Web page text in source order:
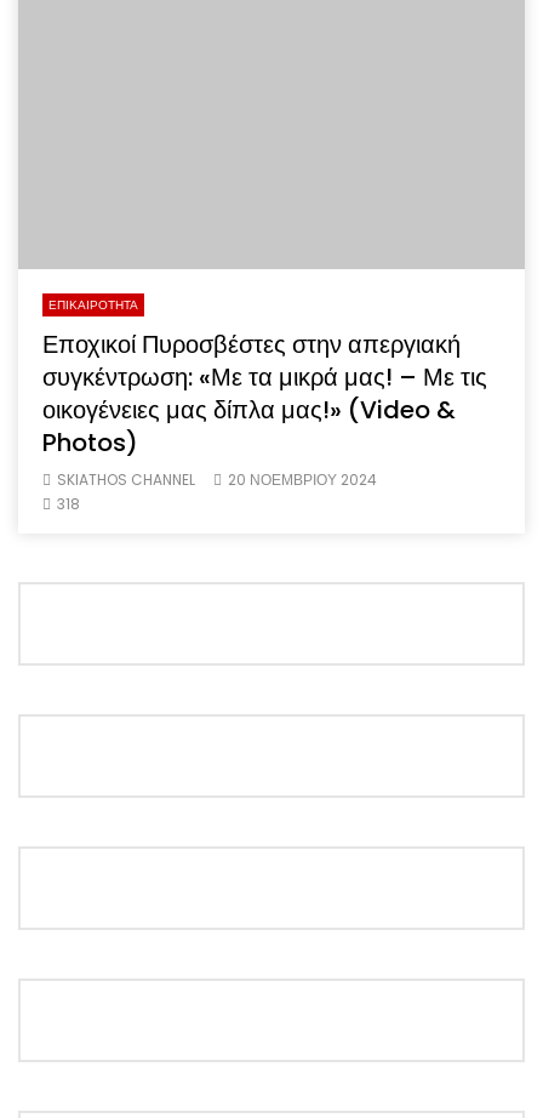
ΕΠΙΚΑΙΡΟΤΗΤΑ
Εποχικοί Πυροσβέστες στην απεργιακή
συγκέντρωση: «Με τα μικρά μας! – Με τις
οικογένειες μας δίπλα μας!» (Video &
Photos)
SKIATHOS CHANNEL
20 ΝΟΕΜΒΡΊΟΥ 2024
318